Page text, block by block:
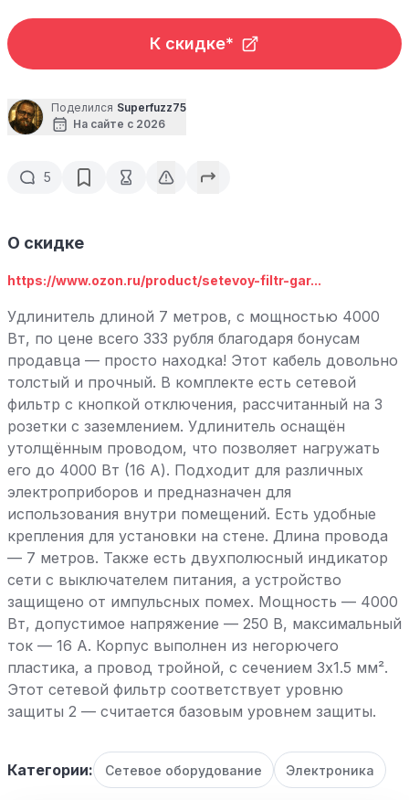
К скидке*
Поделился Superfuzz75
На сайте с 2026
5
О скидке
https://www.ozon.ru/product/setevoy-filtr-gar...
Удлинитель длиной 7 метров, с мощностью 4000
Вт, по цене всего 333 рубля благодаря бонусам
продавца — просто находка! Этот кабель довольно
толстый и прочный. В комплекте есть сетевой
фильтр с кнопкой отключения, рассчитанный на 3
розетки с заземлением. Удлинитель оснащён
утолщённым проводом, что позволяет нагружать
его до 4000 Вт (16 А). Подходит для различных
электроприборов и предназначен для
использования внутри помещений. Есть удобные
крепления для установки на стене. Длина провода
— 7 метров. Также есть двухполюсный индикатор
сети с выключателем питания, а устройство
защищено от импульсных помех. Мощность — 4000
Вт, допустимое напряжение — 250 В, максимальный
ток — 16 А. Корпус выполнен из негорючего
пластика, а провод тройной, с сечением 3х1.5 мм².
Этот сетевой фильтр соответствует уровню
защиты 2 — считается базовым уровнем защиты.
Категории: Сетевое оборудование Электроника